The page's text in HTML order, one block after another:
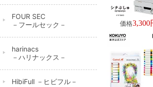
FOUR SEC
－フールセック－
harinacs
－ハリナックス－
HibiFull －ヒビフル－
価格3,300